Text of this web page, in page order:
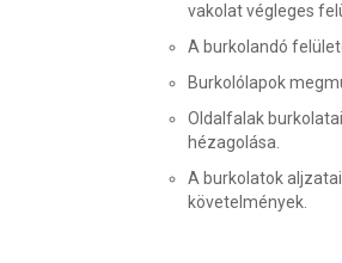
vakolat végleges
A burkolandó
Burkolólapok
Oldalfalak
hézagolása.
A burkolatok
követelmények.